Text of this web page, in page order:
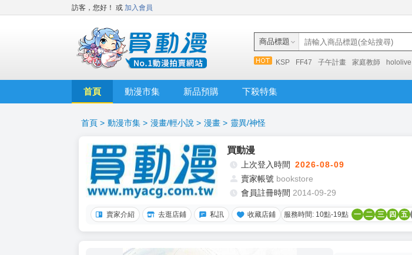
訪客，您好！ 或 加入會員
商品標題
KSP FF47 子午計畫 家庭教師 hololive
首頁 動漫市集 新品預購 下殺特集
首頁 > 動漫市集 > 漫畫/輕小說 > 漫畫 > 靈異/神怪
買動漫
上次登入時間 2026-08-09
賣家帳號 bookstore
會員註冊時間 2014-09-29
賣家介紹 去逛店鋪 私訊 收藏店鋪 服務時間: 10點-19點 一 二 三 四 五